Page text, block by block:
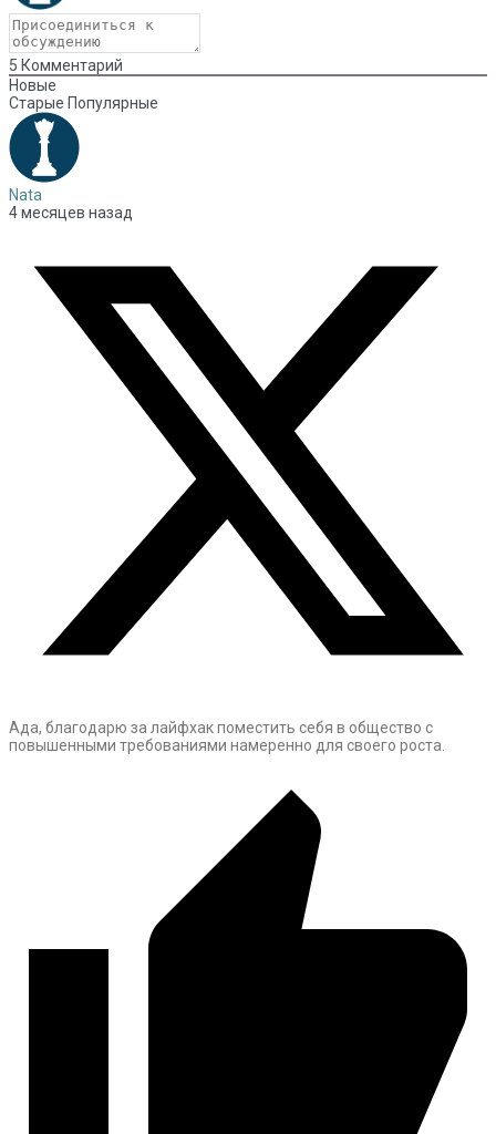
5 Комментарий
Новые
Старые Популярные
Nata
4 месяцев назад
Ада, благодарю за лайфхак поместить себя в общество с
повышенными требованиями намеренно для своего роста.